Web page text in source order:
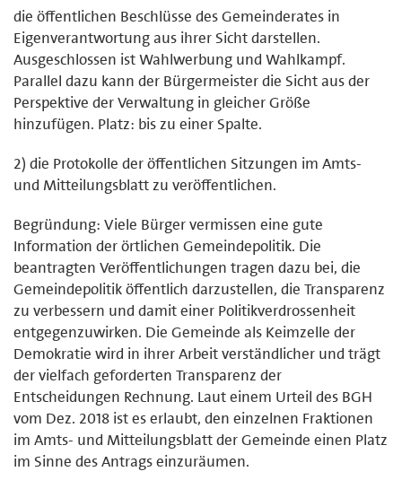
die öffentlichen Beschlüsse des Gemeinderates in
Eigenverantwortung aus ihrer Sicht darstellen.
Ausgeschlossen ist Wahlwerbung und Wahlkampf.
Parallel dazu kann der Bürgermeister die Sicht aus der
Perspektive der Verwaltung in gleicher Größe
hinzufügen. Platz: bis zu einer Spalte.
2) die Protokolle der öffentlichen Sitzungen im Amts-
und Mitteilungsblatt zu veröffentlichen.
Begründung: Viele Bürger vermissen eine gute
Information der örtlichen Gemeindepolitik. Die
beantragten Veröffentlichungen tragen dazu bei, die
Gemeindepolitik öffentlich darzustellen, die Transparenz
zu verbessern und damit einer Politikverdrossenheit
entgegenzuwirken. Die Gemeinde als Keimzelle der
Demokratie wird in ihrer Arbeit verständlicher und trägt
der vielfach geforderten Transparenz der
Entscheidungen Rechnung. Laut einem Urteil des BGH
vom Dez. 2018 ist es erlaubt, den einzelnen Fraktionen
im Amts- und Mitteilungsblatt der Gemeinde einen Platz
im Sinne des Antrags einzuräumen.